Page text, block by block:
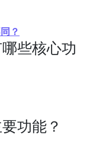
？
些核心功
功能？